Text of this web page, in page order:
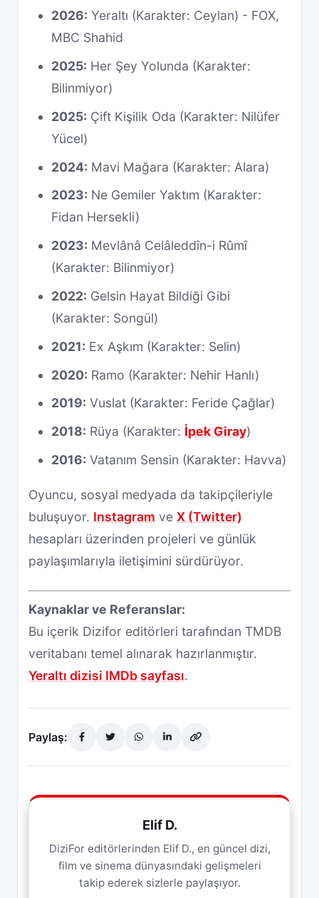
2026: Yeraltı (Karakter: Ceylan) - FOX,
MBC Shahid
2025: Her Şey Yolunda (Karakter:
Bilinmiyor)
2025: Çift Kişilik Oda (Karakter: Nilüfer
Yücel)
2024: Mavi Mağara (Karakter: Alara)
2023: Ne Gemiler Yaktım (Karakter:
Fidan Hersekli)
2023: Mevlânâ Celâleddîn-i Rûmî
(Karakter: Bilinmiyor)
2022: Gelsin Hayat Bildiği Gibi
(Karakter: Songül)
2021: Ex Aşkım (Karakter: Selin)
2020: Ramo (Karakter: Nehir Hanlı)
2019: Vuslat (Karakter: Feride Çağlar)
2018: Rüya (Karakter: İpek Giray)
2016: Vatanım Sensin (Karakter: Havva)
Oyuncu, sosyal medyada da takipçileriyle
buluşuyor. Instagram ve X (Twitter)
hesapları üzerinden projeleri ve günlük
paylaşımlarıyla iletişimini sürdürüyor.
Kaynaklar ve Referanslar:
Bu içerik Dizifor editörleri tarafından TMDB
veritabanı temel alınarak hazırlanmıştır.
Yeraltı dizisi IMDb sayfası.
Paylaş:
Elif D.
DiziFor editörlerinden Elif D., en güncel dizi,
film ve sinema dünyasındaki gelişmeleri
takip ederek sizlerle paylaşıyor.